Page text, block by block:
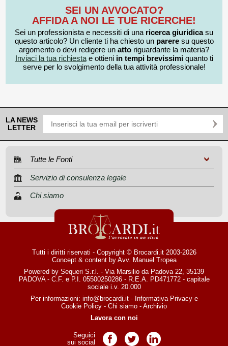
SEI UN AVVOCATO?
AFFIDA A NOI LE TUE RICERCHE!
Sei un professionista e necessiti di una ricerca giuridicasu
questo articolo? Un cliente ti ha chiesto un pareresu questo
argomento o devi redigere un atto riguardante la materia?
Inviaci la tua richiestae ottieni in tempi brevissimiquanto ti
serve per lo svolgimento della tua attività professionale!
LA NEWS
LETTER
Tutte le Fonti
Servizio di consulenza legale
Chi siamo
Tutti i diritti riservati - Copyright © Brocardi.it 2003-2026
Concept & content by Avv. Manuel Tropea
Powered by Sequeri S.r.l. - Via Marsilio da Padova 22, 35139
PADOVA - C.F. e P.I. 05500250286 - R.E.A. PD471772 - capitale
sociale i.v. 20.000
Per informazioni: info@brocardi.it- Informativa Privacye
Cookie Policy - Chi siamo - Archivio
Lavora con noi
Seguici
sui social
Pagina Facebook
Pagina TwitterPagina LinkedIn